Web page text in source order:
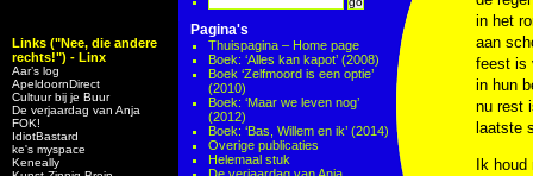
Links ("Nee, die andere
rechts!") - Linx
Aar’s log
ApeldoornDirect
Cultuur bij je Buur
De verjaardag van Anja
FOK!
IdiotBastard
ke's myspace
Keneally
Pagina's
Thuispagina – Home page
Boek: ‘Alles kan kapot’ (2008)
Boek ‘Zelfmoord is een optie’
(2010)
Boek: ‘Maar we leven nog’
(2012)
Boek: ‘Bas, Willem en ik’ (2014)
Overige publicaties
Helemaal stuk
in het
aan
feest is
in hun
nu rest
laatste
Ik